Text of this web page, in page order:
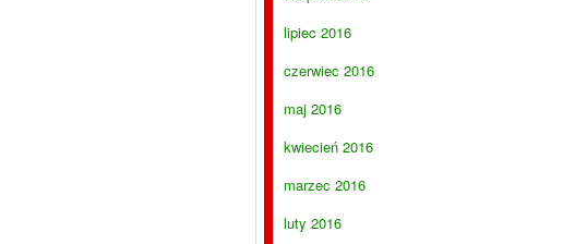
lipiec 2016
czerwiec 2016
maj 2016
kwiecień 2016
marzec 2016
luty 2016